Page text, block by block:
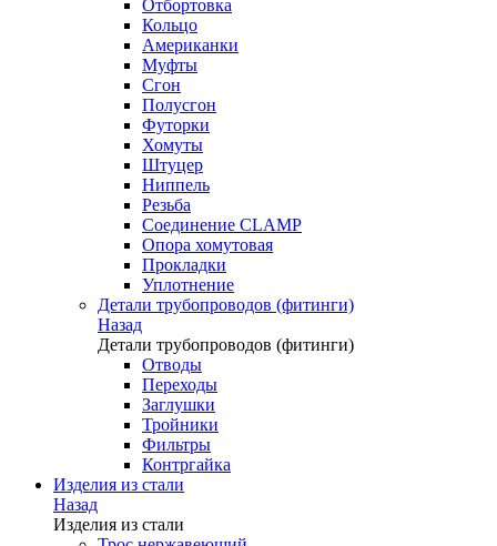
Отбортовка
Кольцо
Американки
Муфты
Сгон
Полусгон
Футорки
Хомуты
Штуцер
Ниппель
Резьба
Соединение CLAMP
Опора хомутовая
Прокладки
Уплотнение
Детали трубопроводов (фитинги)
Назад
Детали трубопроводов (фитинги)
Отводы
Переходы
Заглушки
Тройники
Фильтры
Контргайка
Изделия из стали
Назад
Изделия из стали